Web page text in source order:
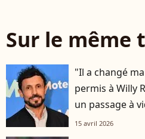
Sur le même
"Il a changé
permis à Willy
un passage à
15 avril 2026